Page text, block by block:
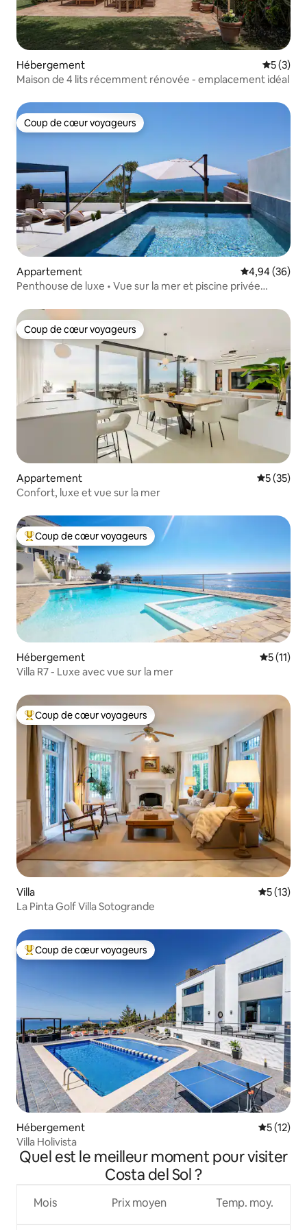
Hébergement
5 (3)
Maison de 4 lits récemment rénovée - emplacement idéal
Coup de cœur voyageurs
Coup de cœur voyageurs
Appartement Évaluation
4,94 (36)
Penthouse de luxe • Vue sur la mer et piscine privée
Coup de cœur voyageurs
Coup de cœur voyageurs
Appartement
5 (35)
Confort, luxe et vue sur la mer
Coups de cœur voyageurs les plus appréciés
Coup de cœur voyageurs
Hébergement
5 (11)
Villa R7 - Luxe avec vue sur la mer
Coups de cœur voyageurs les plus appréciés
Coup de cœur voyageurs
Villa
5 (13)
La Pinta Golf Villa Sotogrande
Coups de cœur voyageurs les plus appréciés
Coup de cœur voyageurs
Hébergement
5 (12)
Villa Holivista
Quel est le meilleur moment pour visiter
Costa del Sol ?
Mois Prix moyen Temp. moy.